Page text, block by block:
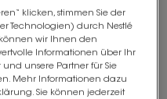
mit OptiFibre
®
auch Sie Ihre
uns.
klicken, stimmen Sie der
Technologien) durch Nestlé
wir Ihnen den
Informationen über Ihr
unsere Partner für Sie
Mehr Informationen dazu
Sie können jederzeit